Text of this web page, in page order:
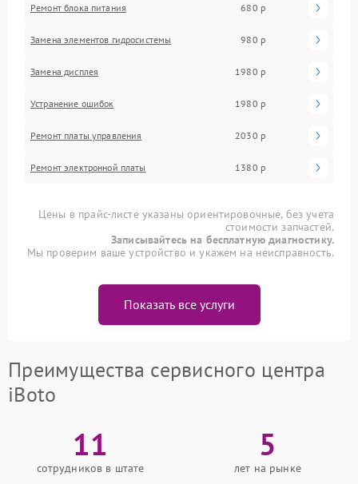
Ремонт блока питания 680 р
Замена элементов гидросистемы 980 р
Замена дисплея 1980 р
Устранение ошибок 1980 р
Ремонт платы управления 2030 р
Ремонт электронной платы 1380 р
Цены в прайс-листе указаны ориентировочные, без учета
стоимости запчастей.
Записывайтесь на бесплатную диагностику.
Мы проверим ваше устройство и укажем на неисправность.
Показать все услуги
Преимущества сервисного центра
iBoto
11
сотрудников в штате
5
лет на рынке